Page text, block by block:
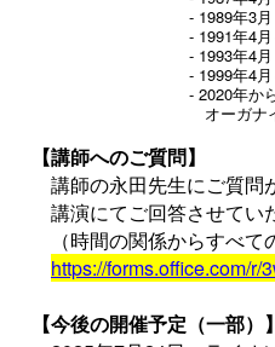
- 1989年3月：ATR自
- 1991年4月～1991年9月
- 1993年4月：NTT
- 1999年4月～2000年3
- 2020年から国際会議
オーガナイザとして
【講師へのご質問】
講師の永田先生にご質問
講演にてご回答させてい
（時間の関係からすべて
https://forms.office.com/r/
【今後の開催予定（一部）】